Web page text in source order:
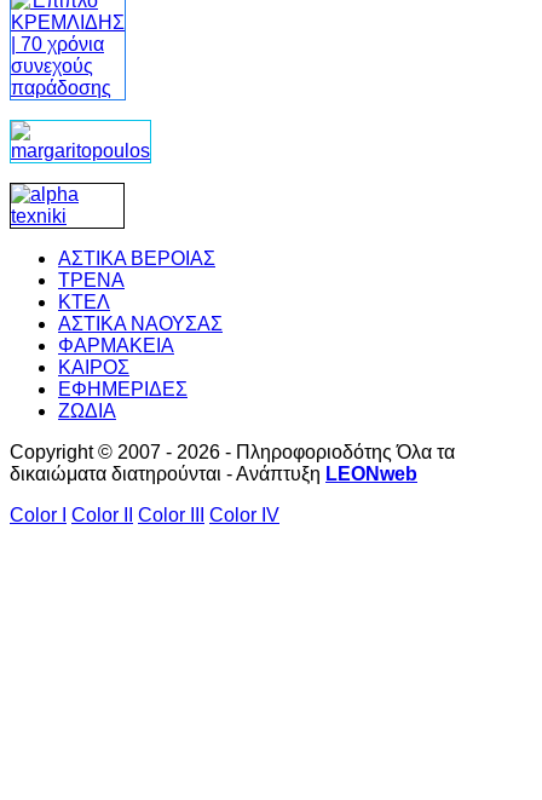
ΑΣΤΙΚΑ ΒΕΡΟΙΑΣ
ΤΡΕΝΑ
ΚΤΕΛ
ΑΣΤΙΚΑ ΝΑΟΥΣΑΣ
ΦΑΡΜΑΚΕΙΑ
ΚΑΙΡΟΣ
ΕΦΗΜΕΡΙΔΕΣ
ΖΩΔΙΑ
Copyright © 2007 - 2026 - Πληροφοριοδότης Όλα τα
δικαιώματα διατηρούνται - Ανάπτυξη LEONweb
Color I
Color II Color III Color IV